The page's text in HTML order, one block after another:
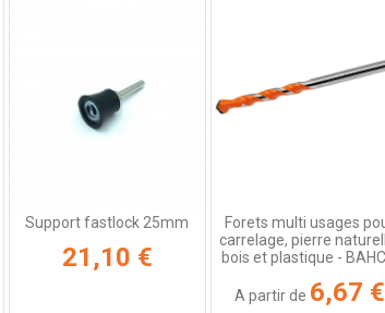
Support fastlock 25mm
21,10 €
Forets multi usages
carrelage, pierre
bois et plastique -
A partir de 6,67 €